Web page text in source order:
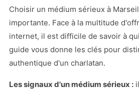
Choisir un médium sérieux à
importante. Face à la multitude
internet, il est difficile de savoir à
guide vous donne les clés pour
authentique d'un charlatan.
Les signaux d'un médium sérieux :il